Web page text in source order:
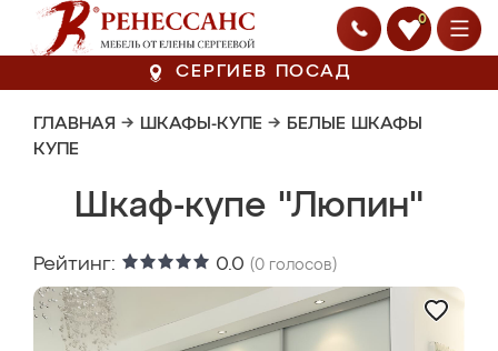
0
СЕРГИЕВ ПОСАД
ГЛАВНАЯ → ШКАФЫ-КУПЕ → БЕЛЫЕ ШКАФЫ
КУПЕ
Шкаф-купе "Люпин"
Рейтинг: 0.0 (0 голосов)